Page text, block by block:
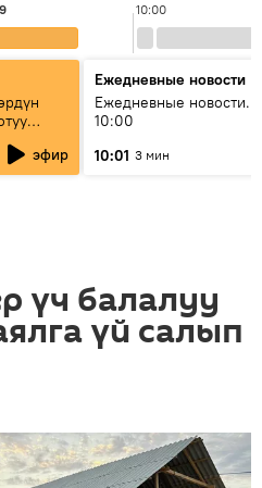
10:00
эфир
Ежедневные новости
Ежедневные новости.
10:00
10:01 3 мин
үч балалуу
үй салып